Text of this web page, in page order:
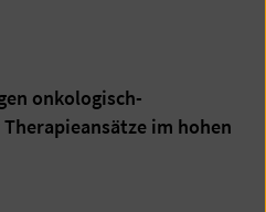
onkologisch-
im hohen